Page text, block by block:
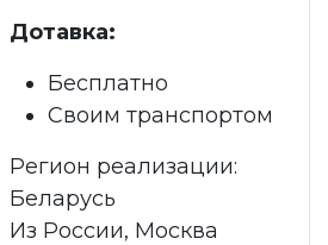
Дотавка:
Бесплатно
Своим транспортом
Регион реализации:
Беларусь
Из России, Москва